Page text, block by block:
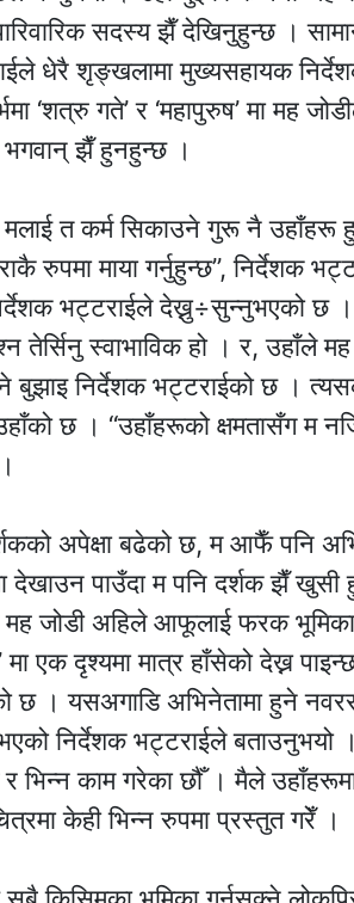
सदस्य झैँ देखिनुहुन्छ ।
धेरै शृङ्खलामा मुख्यसहायक
‘शत्रु गते’ र ‘महापुरुष’ मा मह
भगवान् झैँ हुनहुन्छ ।
मलाई त कर्म सिकाउने गुरू नै
रुपमा माया गर्नुहुन्छ”, निर्देशक
भट्टराईले देख्नु÷सुन्नुभएको छ
तेर्सिनु स्वाभाविक हो । र, उहाँले
बुझाइ निर्देशक भट्टराईको छ ।
छ । “उहाँहरूको क्षमतासँग म
अपेक्षा बढेको छ, म आफैँ पनि
देखाउन पाउँदा म पनि दर्शक झैँ खुसी
जोडी अहिले आफूलाई फरक
एक दृश्यमा मात्र हाँसेको देख्न पाइन्छ
छ । यसअगाडि अभिनेतामा हुने
निर्देशक भट्टराईले बताउनुभयो
काम गरेका छौँ । मैले
केही भिन्न रुपमा प्रस्तुत गरेँ ।